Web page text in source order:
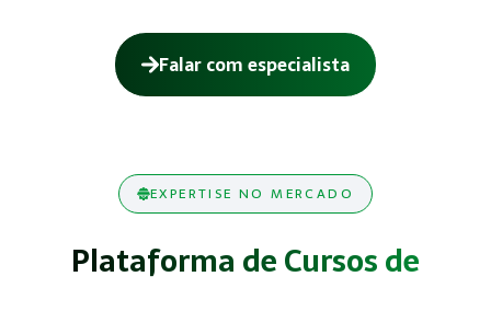
Falar com especialista
EXPERTISE NO MERCADO
Plataforma de Cursos de